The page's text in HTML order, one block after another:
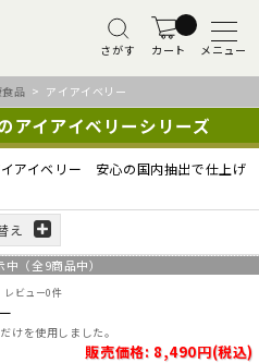
さがす カート メニュー
品 > アイアイベリー
アイアイベリーシリーズ
アイベリー 安心の国内抽出で仕上げ
え
中（全9商品中）
レビュー0件
けを使用しました。
販売価格: 8,490円(税込)